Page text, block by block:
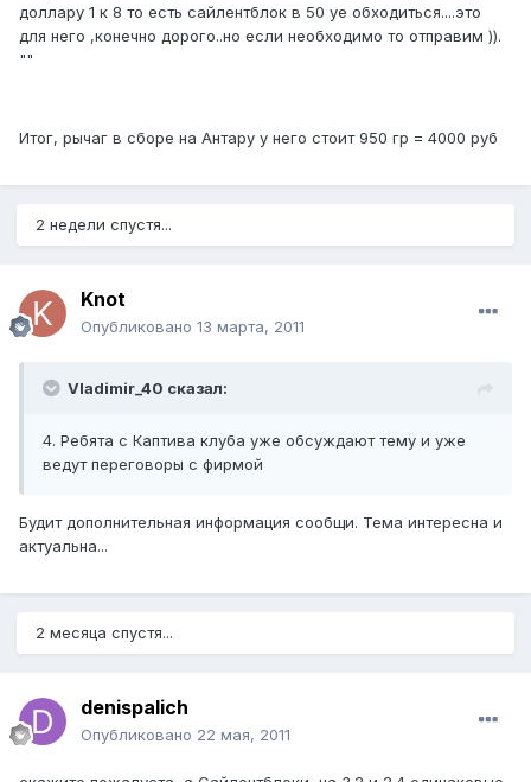
доллару 1 к 8 то есть сайлентблок в 50 уе обходиться....это
для него ,конечно дорого..но если необходимо то отправим )).
""
Итог, рычаг в сборе на Антару у него стоит 950 гр = 4000 руб
2 недели спустя...
Knot
Опубликовано 13 марта, 2011
Vladimir_40 сказал:
4. Ребята с Каптива клуба уже обсуждают тему и уже
ведут переговоры с фирмой
Будит дополнительная информация сообщи. Тема интересна и
актуальна...
2 месяца спустя...
denispalich
Опубликовано 22 мая, 2011